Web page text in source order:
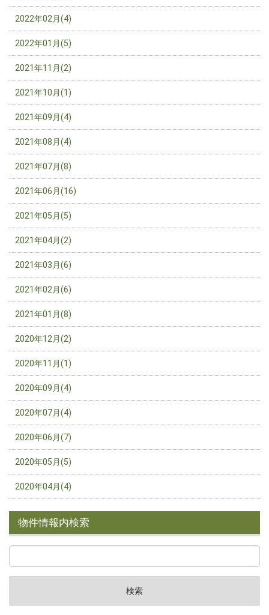
2022年02月(4)
2022年01月(5)
2021年11月(2)
2021年10月(1)
2021年09月(4)
2021年08月(4)
2021年07月(8)
2021年06月(16)
2021年05月(5)
2021年04月(2)
2021年03月(6)
2021年02月(6)
2021年01月(8)
2020年12月(2)
2020年11月(1)
2020年09月(4)
2020年07月(4)
2020年06月(7)
2020年05月(5)
2020年04月(4)
物件情報内検索